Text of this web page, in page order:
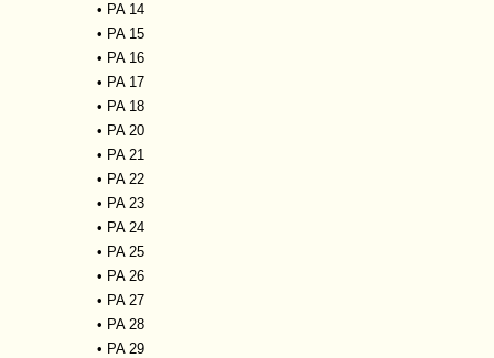
• PA 14
• PA 15
• PA 16
• PA 17
• PA 18
• PA 20
• PA 21
• PA 22
• PA 23
• PA 24
• PA 25
• PA 26
• PA 27
• PA 28
• PA 29